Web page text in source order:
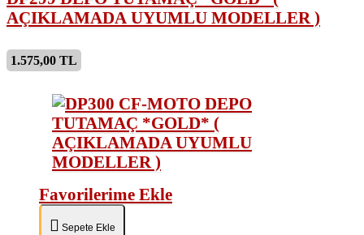
AÇIKLAMADA UYUMLU MODELLER )
1.575,00 TL
Favorilerime Ekle
Sepete Ekle